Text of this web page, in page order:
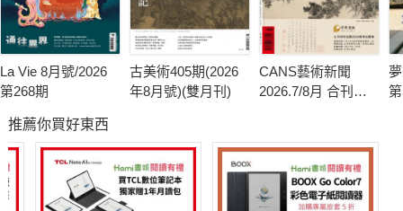
La Vie 8月號/2026
第268期
古美術405期(2026
年8月號)(雙月刊)
CANS藝術新聞
2026.7/8月 合刊號
推薦你買好東西